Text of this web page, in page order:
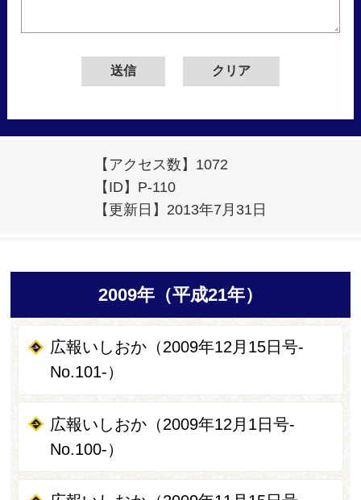
【アクセス数】 1072
【ID】 P-110
【更新日】 2013年7月31日
2009年（平成21年）
広報いしおか（2009年12月15日号-
No.101-）
広報いしおか（2009年12月1日号-
No.100-）